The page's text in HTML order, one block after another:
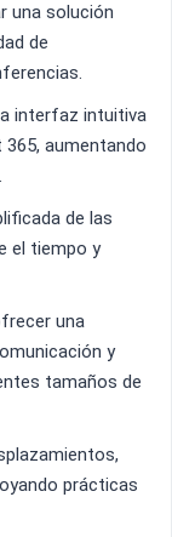
una solución
de
interfaz intuitiva
aumentando
de las
el tiempo y
una
y
tamaños de
prácticas